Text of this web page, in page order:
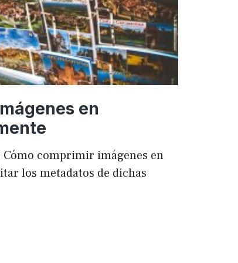
en
comprimir imágenes en
los metadatos de dichas